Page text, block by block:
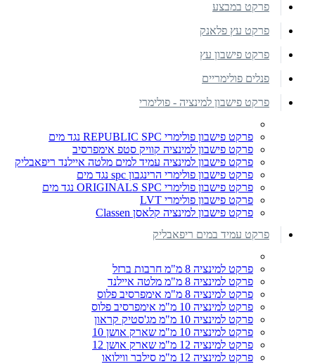
פרקט במבצע
פרקט עץ פלאנק
פרקט פישבון עץ
פנלים פולימריים
פרקט פישבון למינציה - פולימרי
פרקט פישבון פולימרי REPUBLIC SPC נגד מים
פרקט פישבון למינציה קוויק סטפ אימפרסיב
פרקט פישבון למינציה עמיד למים מלטה איילנד ריפאבליק
פרקט פישבון פולימרי הרינגבון spc נגד מים
פרקט פישבון פולימרי ORIGINALS SPC נגד מים
פרקט פישבון פולימרי LVT
פרקט פישבון למינציה קלאסן Classen
פרקט עמיד במים ריפאבליק
פרקט למינציה 8 מ"מ חרבות ברזל
פרקט למינציה 8 מ"מ מלטה איילנד
פרקט למינציה 8 מ"מ אימפרסיב פלוס
פרקט למינציה 10 מ"מ אימפרסיב פלוס
פרקט למינציה 10 מ"מ מג'סטיק קראון
פרקט למינציה 10 מ"מ שארק אושן 10
פרקט למינציה 12 מ"מ שארק אושן 12
פרקט למינציה 12 מ"מ סילבר ווילואו